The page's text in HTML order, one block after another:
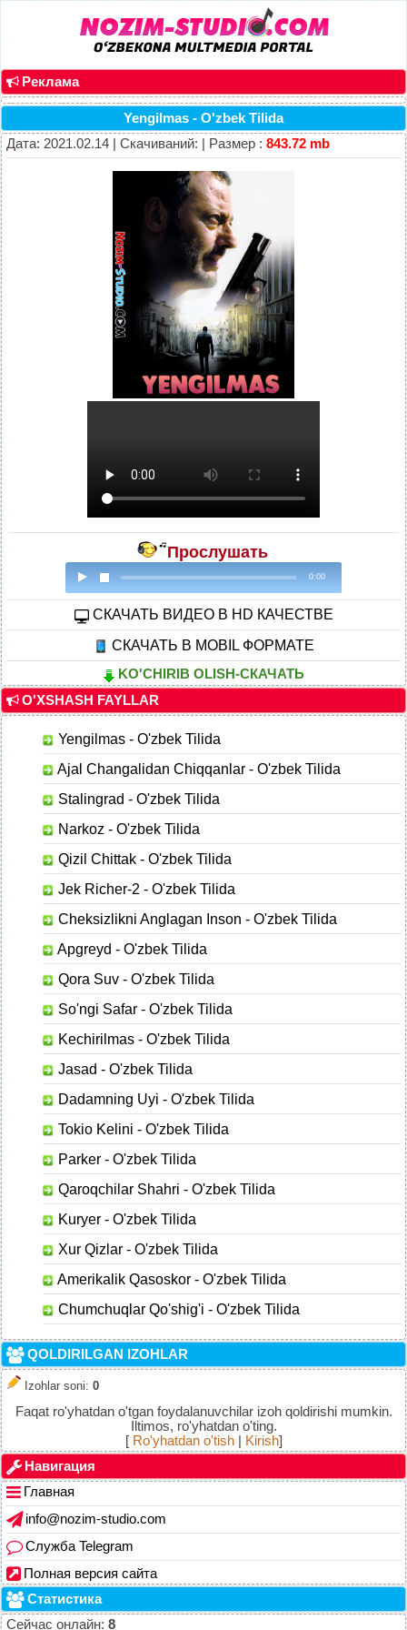
Реклама
Yengilmas - O'zbek Tilida
Дата: 2021.02.14 | Скачиваний: | Размер : 843.72 mb
Прослушать
0:00
CКАЧАТЬ ВИДЕО В HD КАЧЕСТВЕ
СКАЧАТЬ В MOBIL ФОРМАТЕ
KO'CHIRIB OLISH-СКАЧАТЬ
O'XSHASH FAYLLAR
Yengilmas - O'zbek Tilida
Ajal Changalidan Chiqqanlar - O'zbek Tilida
Stalingrad - O'zbek Tilida
Narkoz - O'zbek Tilida
Qizil Chittak - O'zbek Tilida
Jek Richer-2 - O'zbek Tilida
Cheksizlikni Anglagan Inson - O'zbek Tilida
Apgreyd - O'zbek Tilida
Qora Suv - O'zbek Tilida
So'ngi Safar - O'zbek Tilida
Kechirilmas - O'zbek Tilida
Jasad - O'zbek Tilida
Dadamning Uyi - O'zbek Tilida
Tokio Kelini - O'zbek Tilida
Parker - O'zbek Tilida
Qaroqchilar Shahri - O'zbek Tilida
Kuryer - O'zbek Tilida
Xur Qizlar - O'zbek Tilida
Amerikalik Qasoskor - O'zbek Tilida
Chumchuqlar Qo'shig'i - O'zbek Tilida
QOLDIRILGAN IZOHLAR
Izohlar soni: 0
Faqat ro'yhatdan o'tgan foydalanuvchilar izoh qoldirishi mumkin.
Iltimos, ro'yhatdan o'ting.
[ Ro'yhatdan o'tish| Kirish]
Навигация
Главная
info@nozim-studio.com
Служба Telegram
Полная версия сайта
Статистика
Сейчас онлайн: 8